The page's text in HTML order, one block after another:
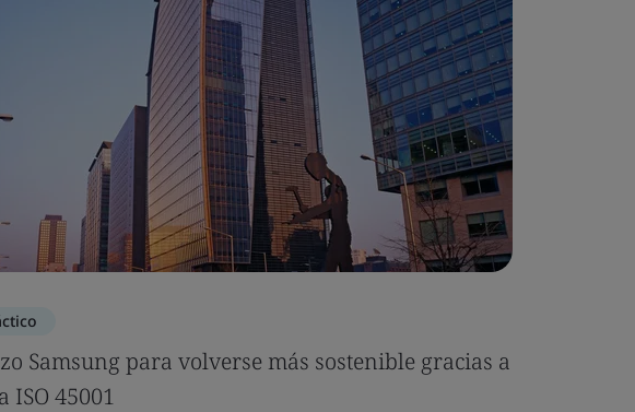
Samsung para volverse más sostenible gracias a
ISO 45001